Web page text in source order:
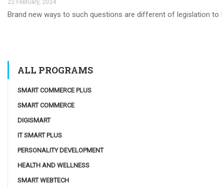
22 February, 2024
Brand new ways to such questions are different of legislation to
ALL PROGRAMS
SMART COMMERCE PLUS
SMART COMMERCE
DIGISMART
IT SMART PLUS
PERSONALITY DEVELOPMENT
HEALTH AND WELLNESS
SMART WEBTECH